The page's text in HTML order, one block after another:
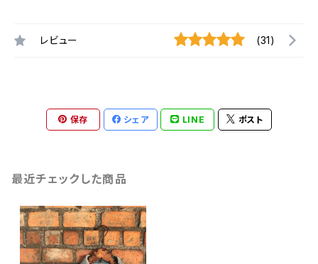
レビュー (31)
保存 シェア LINE ポスト
最近チェックした商品